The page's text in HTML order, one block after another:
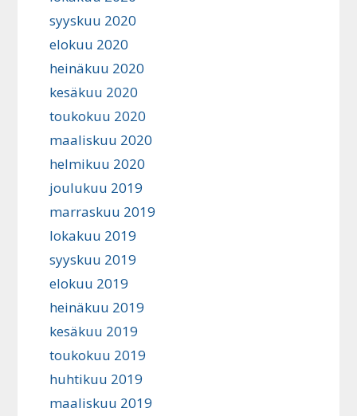
syyskuu 2020
elokuu 2020
heinäkuu 2020
kesäkuu 2020
toukokuu 2020
maaliskuu 2020
helmikuu 2020
joulukuu 2019
marraskuu 2019
lokakuu 2019
syyskuu 2019
elokuu 2019
heinäkuu 2019
kesäkuu 2019
toukokuu 2019
huhtikuu 2019
maaliskuu 2019